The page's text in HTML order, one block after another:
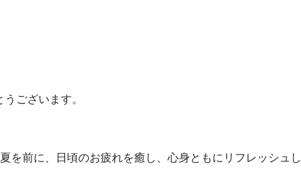
ございます。
を前に、日頃のお疲れを癒し、心身ともにリフレッシュし